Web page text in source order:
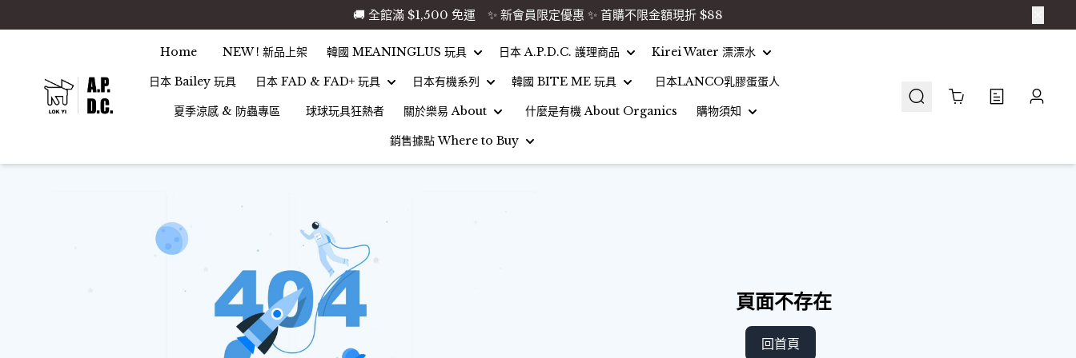
🚚 全館滿 $1,500 免運 ✨ 新會員限定優惠 ✨ 首購不限金額現折 $88
Home NEW ! 新品上架 韓國 MEANINGLUS 玩具 日本 A.P.D.C. 護理商品 Kirei Water 漂漂水
日本 Bailey 玩具 日本 FAD & FAD+ 玩具 日本有機系列 韓國 BITE ME 玩具 日本LANCO乳膠蛋蛋人
夏季涼感 & 防蟲專區 球球玩具狂熱者 關於樂易 About 什麼是有機 About Organics 購物須知
銷售據點 Where to Buy
Cart
頁面不存在
回首頁